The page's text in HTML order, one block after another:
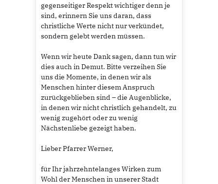
gegenseitiger Respekt wichtiger denn je
sind, erinnern Sie uns daran, dass
christliche Werte nicht nur verkündet,
sondern gelebt werden müssen.
Wenn wir heute Dank sagen, dann tun wir
dies auch in Demut. Bitte verzeihen Sie
uns die Momente, in denen wir als
Menschen hinter diesem Anspruch
zurückgeblieben sind – die Augenblicke,
in denen wir nicht christlich gehandelt, zu
wenig zugehört oder zu wenig
Nächstenliebe gezeigt haben.
Lieber Pfarrer Werner,
für Ihr jahrzehntelanges Wirken zum
Wohl der Menschen in unserer Stadt